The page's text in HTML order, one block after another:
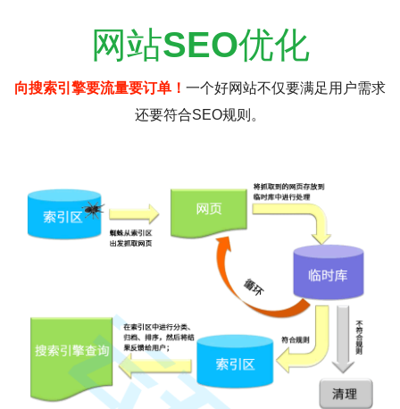
网站SEO优化
向搜索引擎要流量要订单！ 一个好网站不仅要满足用户需求
还要符合SEO规则。